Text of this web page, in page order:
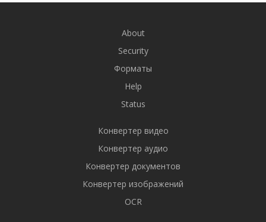
About
Security
Форматы
Help
Status
Конвертер видео
Конвертер аудио
Конвертер документов
Конвертер изображений
OCR